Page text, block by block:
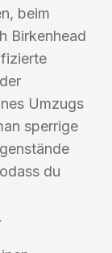
beim
Birkenhead
Umzugs
sperrige
du